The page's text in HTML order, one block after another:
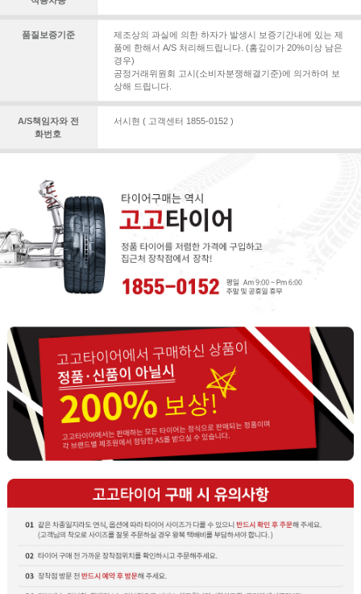
품질보증기준
제조상의 과실에 의한 하자가 발생시 보증기간내에 있는 제
품에 한해서 A/S 처리해드립니다. (홈깊이가 20%이상 남은
경우)
공정거래위원회 고시(소비자분쟁해결기준)에 의거하여 보
상해 드립니다.
A/S책임자와 전
화번호
서시현 ( 고객센터 1855-0152 )